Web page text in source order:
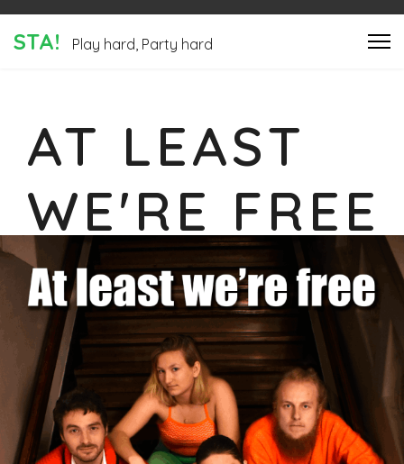
STA! Play hard, Party hard
AT LEAST
WE'RE FREE